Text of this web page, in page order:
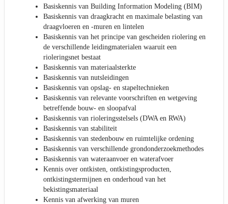
Basiskennis van Building Information Modeling (BIM)
Basiskennis van draagkracht en maximale belasting van
draagvloeren en -muren en lintelen
Basiskennis van het principe van gescheiden riolering en
de verschillende leidingmaterialen waaruit een
rioleringsnet bestaat
Basiskennis van materiaalsterkte
Basiskennis van nutsleidingen
Basiskennis van opslag- en stapeltechnieken
Basiskennis van relevante voorschriften en wetgeving
betreffende bouw- en sloopafval
Basiskennis van rioleringsstelsels (DWA en RWA)
Basiskennis van stabiliteit
Basiskennis van stedenbouw en ruimtelijke ordening
Basiskennis van verschillende grondonderzoekmethodes
Basiskennis van wateraanvoer en waterafvoer
Kennis over ontkisten, ontkistingsproducten,
ontkistingstermijnen en onderhoud van het
bekistingsmateriaal
Kennis van afwerking van muren